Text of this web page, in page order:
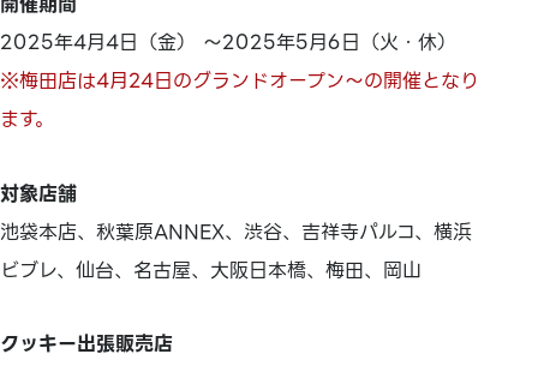
2025年4月4日（金） ～2025年5月6日（火・休）
※梅田店は4月24日のグランドオープン～の開催となり
ます。
対象店舗
池袋本店、秋葉原ANNEX、渋谷、吉祥寺パルコ、横浜
ビブレ、仙台、名古屋、大阪日本橋、梅田、岡山
クッキー出張販売店